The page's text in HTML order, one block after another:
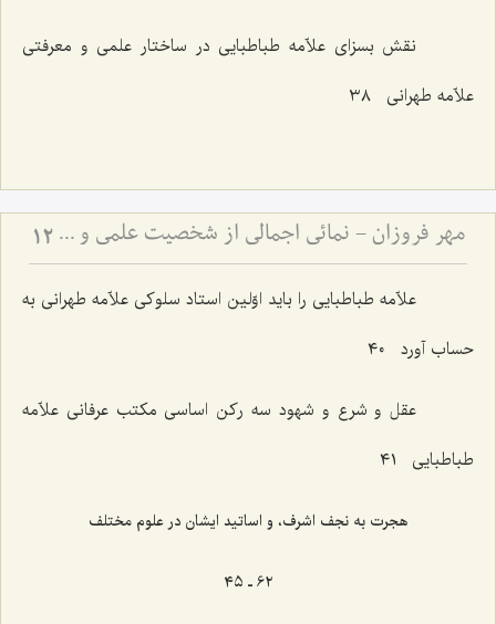
نقش بسزای علاّمه طباطبایی در ساختار علمی و معرفتی
علاّمه طهرانی ٣٨
مهر فروزان - نمائی اجمالی از شخصیت علمی و اخلاقی حضرت علامه آیة الله حاج سید محمد حسین حسینی طهرانی 12
علاّمه طباطبایی را باید اوّلین استاد سلوکی علاّمه طهرانی به
حساب آورد ٤٠
عقل و شرع و شهود سه رکن اساسی مکتب عرفانی علاّمه
طباطبایی ٤١
هجرت به نجف اشرف، و اساتید ایشان در علوم مختلف
٦٢ ـ ٤٥